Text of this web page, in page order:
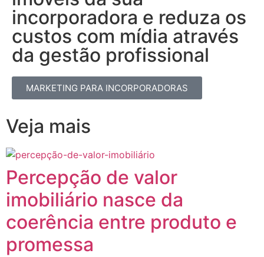
incorporadora e reduza os
custos com mídia através
da gestão profissional​
MARKETING PARA INCORPORADORAS
Veja mais
Percepção de valor
imobiliário nasce da
coerência entre produto e
promessa